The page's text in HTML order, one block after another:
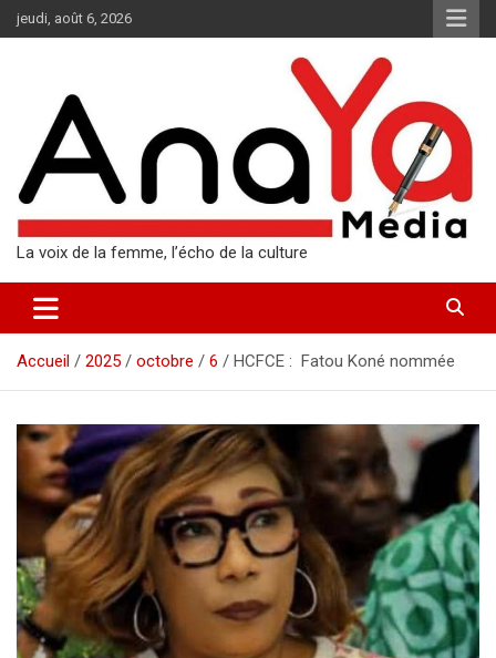
Aller
au
jeudi, août 6, 2026
La voix de la femme, l’écho de la culture
Accueil 2025 octobre 6 HCFCE : Fatou Koné nommée